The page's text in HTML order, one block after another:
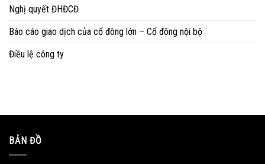
Nghị quyết ĐHĐCĐ
Báo cáo giao dịch của cổ đông lớn – Cổ đông nội bộ
Điều lệ công ty
BẢN ĐỒ